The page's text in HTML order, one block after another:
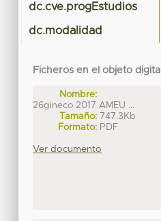
dc.cve.progEstudios
dc.modalidad
Ficheros en el objeto digital
Nombre:
26gineco 2017 AMEU ...
Tamaño: 747.3Kb
Formato: PDF
Ver documento